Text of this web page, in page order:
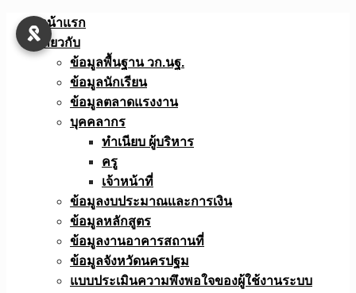
Skip
หน้าแรก
เกี่ยวกับ
ข้อมูลพื้นฐาน วก.นฐ.
ข้อมูลนักเรียน
ข้อมูลตลาดแรงงาน
บุคคลากร
ทำเนียบ ผู้บริหาร
ครู
เจ้าหน้าที่
ข้อมูลงบประมาณเเละการเงิน
ข้อมูลหลักสูตร
ข้อมูลงานอาคารสถานที่
ข้อมูลจังหวัดนครปฐม
แบบประเมินความพึงพอใจของผู้ใช้งานระบบ